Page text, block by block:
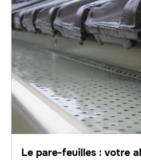
Le pare-feuilles : votre